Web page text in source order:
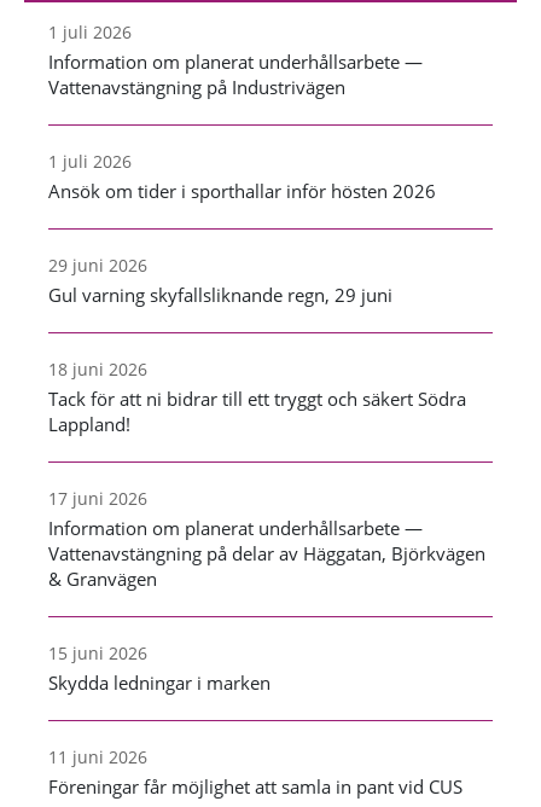
1 juli 2026
Information om planerat underhållsarbete —
Vattenavstängning på Industrivägen
1 juli 2026
Ansök om tider i sporthallar inför hösten 2026
29 juni 2026
Gul varning skyfallsliknande regn, 29 juni
18 juni 2026
Tack för att ni bidrar till ett tryggt och säkert Södra
Lappland!
17 juni 2026
Information om planerat underhållsarbete —
Vattenavstängning på delar av Häggatan, Björkvägen
& Granvägen
15 juni 2026
Skydda ledningar i marken
11 juni 2026
Föreningar får möjlighet att samla in pant vid CUS